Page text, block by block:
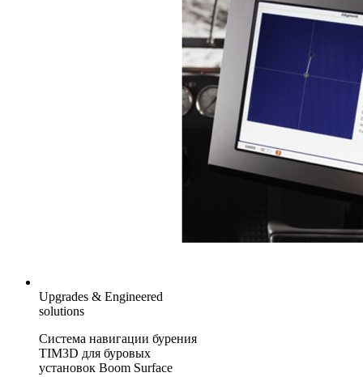
Upgrades & Engineered
solutions
Система навигации бурения
TIM3D для буровых
установок Boom Surface